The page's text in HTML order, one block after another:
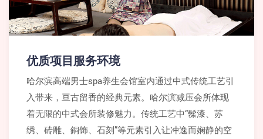
优质项目服务环境
哈尔滨高端男士spa养生会馆室内通过中式传统工艺引
入带来，亘古留香的经典元素。哈尔滨减压会所体现
着无限的中式会所装修魅力。传统工艺中“髹漆、苏
绣、砖雕、銅饰、石刻”等元素引入让冲逸而娴静的空